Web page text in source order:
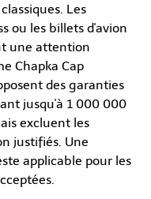
Les
ou les billets d'avion
une attention
Chapka Cap
des garanties
jusqu'à 1 000 000
excluent les
justifiés. Une
applicable pour les